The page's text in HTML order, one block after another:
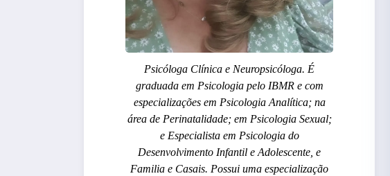
Psicóloga Clínica e Neuropsicóloga. É
graduada em Psicologia pelo IBMR e com
especializações em Psicologia Analítica; na
área de Perinatalidade; em Psicologia Sexual;
e Especialista em Psicologia do
Desenvolvimento Infantil e Adolescente, e
Familia e Casais. Possui uma especialização